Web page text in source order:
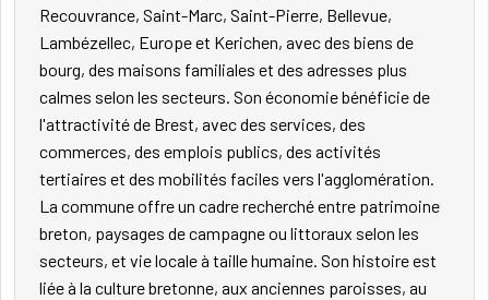
Recouvrance, Saint-Marc, Saint-Pierre, Bellevue,
Lambézellec, Europe et Kerichen, avec des biens de
bourg, des maisons familiales et des adresses plus
calmes selon les secteurs. Son économie bénéficie de
l'attractivité de Brest, avec des services, des
commerces, des emplois publics, des activités
tertiaires et des mobilités faciles vers l'agglomération.
La commune offre un cadre recherché entre patrimoine
breton, paysages de campagne ou littoraux selon les
secteurs, et vie locale à taille humaine. Son histoire est
liée à la culture bretonne, aux anciennes paroisses, au